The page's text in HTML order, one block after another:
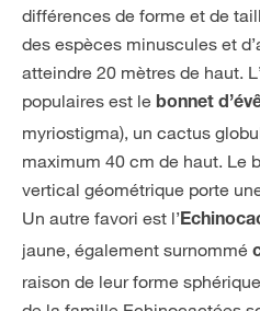
différences de forme et de
des espèces minuscules et
atteindre 20 mètres de haut.
populaires est le bonnet
myriostigma), un cactus
maximum 40 cm de haut. Le
vertical géométrique porte
Un autre favori est l’
jaune, également surnommé
raison de leur forme